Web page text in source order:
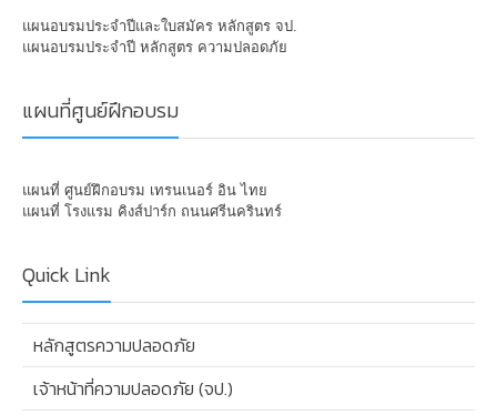
แผนอบรมประจำปีและใบสมัคร หลักสูตร จป.
แผนอบรมประจำปี หลักสูตร ความปลอดภัย
แผนที่ศูนย์ฝึกอบรม
แผนที่ ศูนย์ฝึกอบรม เทรนเนอร์ อิน ไทย
แผนที่ โรงแรม คิงส์ปาร์ก ถนนศรีนครินทร์
Quick Link
หลักสูตรความปลอดภัย
เจ้าหน้าที่ความปลอดภัย (จป.)